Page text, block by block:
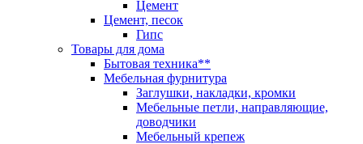
Цемент
Цемент, песок
Гипс
Товары для дома
Бытовая техника**
Мебельная фурнитура
Заглушки, накладки, кромки
Мебельные петли, направляющие,
доводчики
Мебельный крепеж